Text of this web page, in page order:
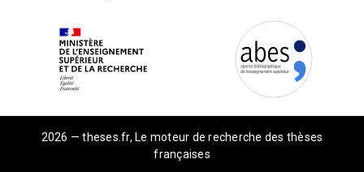
2026 — theses.fr, Le moteur de recherche des thèses
françaises